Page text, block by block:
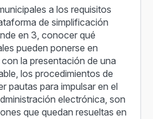
a los requisitos
de simplificación
en 3, conocer qué
pueden ponerse en
la presentación de una
los procedimientos de
pautas para impulsar en el
electrónica, son
que quedan resueltas en